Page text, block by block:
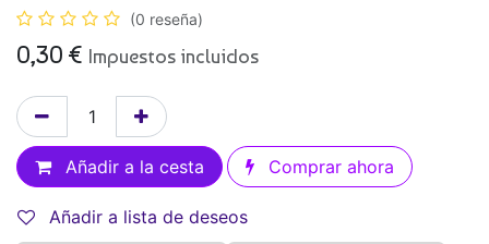
(0 reseña)
0,30 € Impuestos incluidos
Añadir a la cesta Comprar ahora
Añadir a lista de deseos